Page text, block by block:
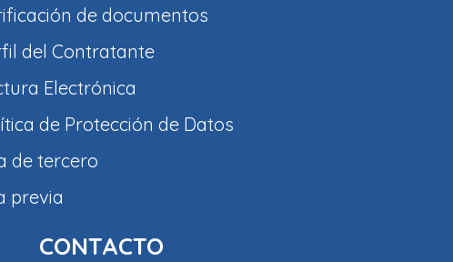
de documentos
del Contratante
Electrónica
de Protección de Datos
de tercero
previa
CONTACTO